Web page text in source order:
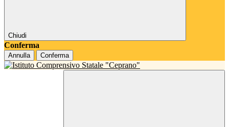
Chiudi
Conferma
Annulla Conferma